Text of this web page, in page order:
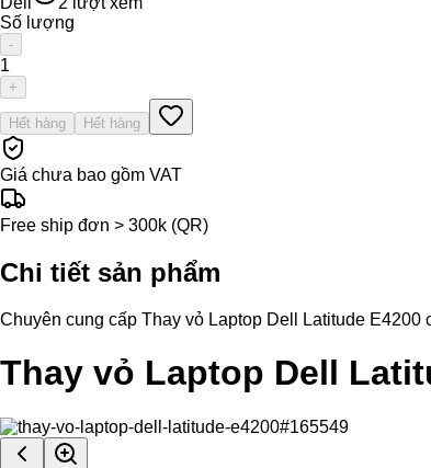
Số lượng
-
1
+
Hết hàng Hết hàng
Giá chưa bao gồm VAT
Free ship đơn > 300k (QR)
Chi tiết sản phẩm
Chuyên cung cấp Thay vỏ Laptop Dell Latitude
Thay vỏ Laptop Dell